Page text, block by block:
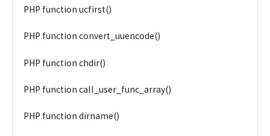
PHP function ucfirst()
PHP function convert_uuencode()
PHP function chdir()
PHP function call_user_func_array()
PHP function dirname()